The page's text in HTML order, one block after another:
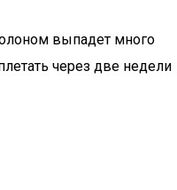
выпадет много
через две недели